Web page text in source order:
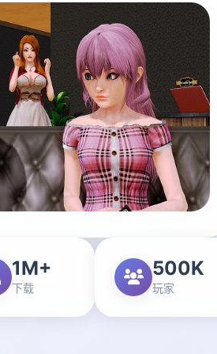
1M+
下载
500K
玩家